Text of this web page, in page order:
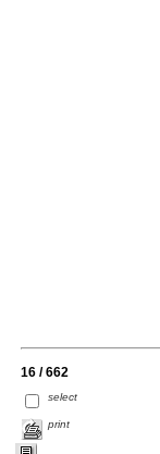
16 / 662
select
print